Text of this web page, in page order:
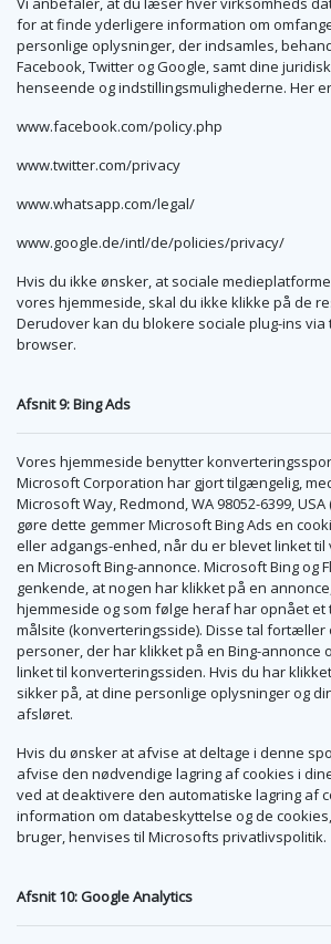
for at finde yderligere information om
personlige oplysninger, der indsamles,
Facebook, Twitter og Google, samt dine
henseende og indstillingsmulighederne. Her
www.facebook.com/policy.php
www.twitter.com/privacy
www.whatsapp.com/legal/
www.google.de/intl/de/policies/privacy/
Hvis du ikke ønsker, at sociale
vores hjemmeside, skal du ikke klikke på de
Derudover kan du blokere sociale plug-ins via
browser.
Afsnit 9: Bing Ads
Vores hjemmeside benytter
Microsoft Corporation har gjort tilgængelig,
Microsoft Way, Redmond, WA 98052-6399,
gøre dette gemmer Microsoft Bing Ads en
eller adgangs-enhed, når du er blevet linket
en Microsoft Bing-annonce. Microsoft Bing og
genkende, at nogen har klikket på en
hjemmeside og som følge heraf har opnået et
målsite (konverteringsside). Disse tal fortæller
personer, der har klikket på en Bing-annonce
linket til konverteringssiden. Hvis du har
sikker på, at dine personlige oplysninger og
afsløret.
Hvis du ønsker at afvise at deltage i denne
afvise den nødvendige lagring af cookies i
ved at deaktivere den automatiske lagring af
information om databeskyttelse og de
bruger, henvises til Microsofts privatlivspolitik.
Afsnit 10: Google Analytics